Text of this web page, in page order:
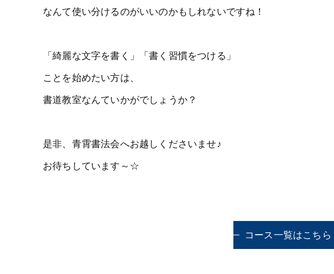
なんて使い分けるのがいいのかもしれないですね！
「綺麗な文字を書く」「書く習慣をつける」
ことを始めたい方は、
書道教室なんていかがでしょうか？
是非、青霄書法会へお越しくださいませ♪
お待ちしています～☆
コース一覧はこちら